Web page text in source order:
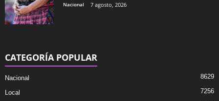
Nacional 7 agosto, 2026
CATEGORÍA POPULAR
Nacional 8629
Local 7256